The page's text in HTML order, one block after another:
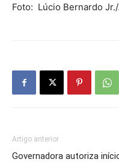
Foto: Lúcio Bernardo
Artigo anterior
Governadora autoriza